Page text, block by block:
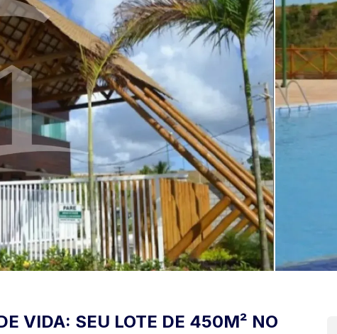
VIDA: SEU LOTE DE 450M² NO